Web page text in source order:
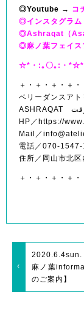
◎Youtube → コ
◎インスタグラ
◎Ashraqat（
◎麻ノ葉フェイ
☆*・:｡〇｡:・*☆*
＋・＋・＋・＋
ベリーダンスア
HP／https://
Mail／
電話／070-
住所／岡山市北
＋・＋・＋・＋
2020.6.4sun.
麻ノ葉
のご案内】